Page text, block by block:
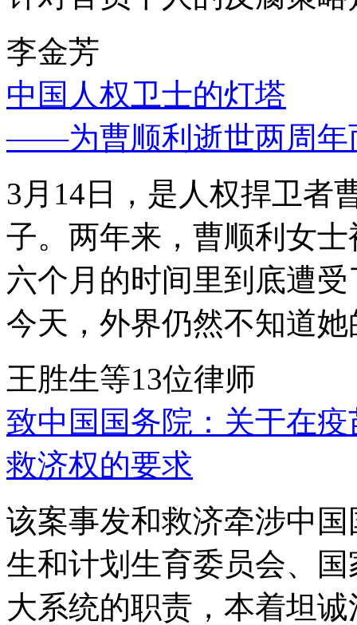
李金芳
中国人权卫士的灯塔
——为曹顺利逝世两周年
3月14日，是人权捍卫者
子。两年来，曹顺利女
六个月的时间里到底遭
今天，外界仍然不知道
王胜生等13位律师
致中国国务院：关于在
救济权的要求
该案事发和救济牵涉中
生和计划生育委员会、
大系统的职责，本着坦